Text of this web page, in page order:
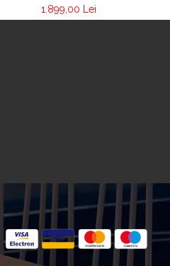
1.899,00 Lei